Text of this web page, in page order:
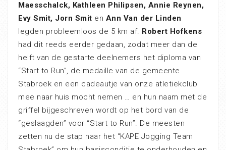
Maesschalck, Kathleen Philipsen, Annie Reynen,
Evy Smit, Jorn Smit en Ann Van der Linden
legden probleemloos de 5 km af. Robert Hofkens
had dit reeds eerder gedaan, zodat meer dan de
helft van de gestarte deelnemers het diploma van
“Start to Run”, de medaille van de gemeente
Stabroek en een cadeautje van onze atletiekclub
mee naar huis mocht nemen … en hun naam met de
griffel bijgeschreven wordt op het bord van de
“geslaagden” voor “Start to Run”. De meesten
zetten nu de stap naar het “KAPE Jogging Team